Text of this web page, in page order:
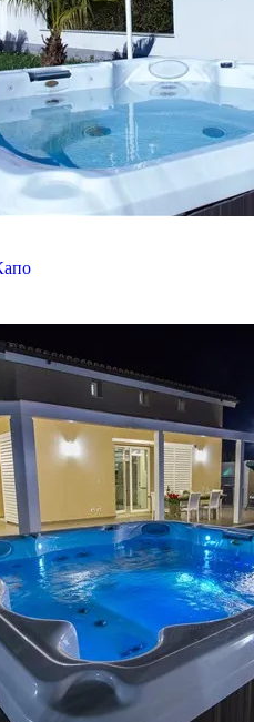
в 200 метрах от моря и
рядом с Сан Вито ло
на горном склоне…
эта замечательная
70 кв.м.
от песчаного пляжа Санта
ЕС за чистоту воды), на
небольшом курортном
моря и пляжа и в 3